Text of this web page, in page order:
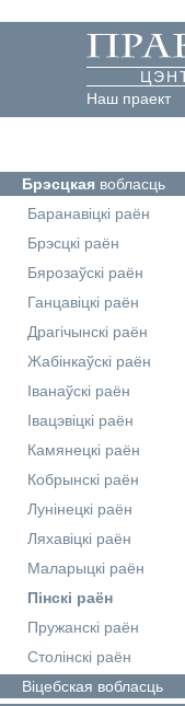
Наш праект
Брэсцкая вобласць
Баранавіцкі раён
Брэсцкі раён
Бярозаўскі раён
Ганцавіцкі раён
Драгічынскі раён
Жабінкаўскі раён
Іванаўскі раён
Івацэвіцкі раён
Камянецкі раён
Кобрынскі раён
Лунінецкі раён
Ляхавіцкі раён
Маларыцкі раён
Пінскі раён
Пружанскі раён
Столінскі раён
Віцебская вобласць